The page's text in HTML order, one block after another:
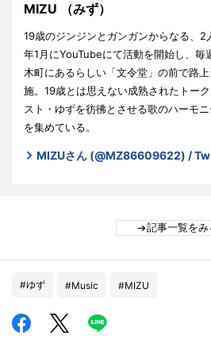
MIZU （みず）
19歳のジンジンとガンガンからなる、2
年1月にYouTubeにて活動を開始し、毎
木町にあるらしい「文令堂」の前で路
施。19歳とは思えない成熟されたトー
スト・ゆずを彷彿とさせる歌のハーモ
を集めている。
MIZUさん (@MZ86609622) /
記事一覧をみ
#ゆず #Music #MIZU